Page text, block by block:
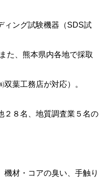
ィング試験機器（SDS試
た、熊本県内各地で採取
葉工務店が対応）。
８名、地質調査業５名の
材・コアの臭い、手触り